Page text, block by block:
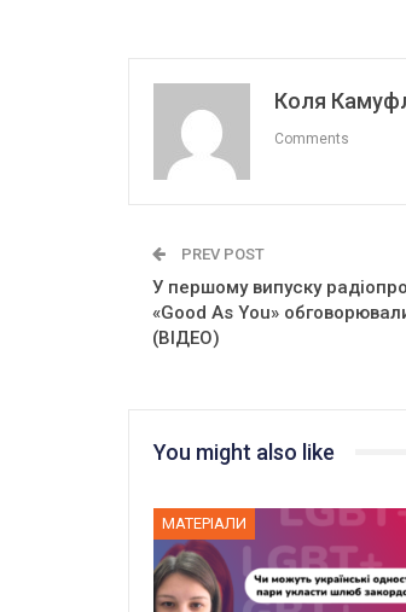
Коля
Comments
PREV POST
У першому випуску
«Good As You»
(ВІДЕО)
You might also like
МАТЕРІАЛИ